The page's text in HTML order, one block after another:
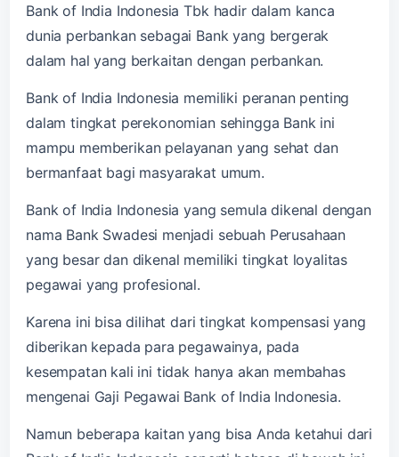
Bank of India Indonesia Tbk hadir dalam kanca
dunia perbankan sebagai Bank yang bergerak
dalam hal yang berkaitan dengan perbankan.
Bank of India Indonesia memiliki peranan penting
dalam tingkat perekonomian sehingga Bank ini
mampu memberikan pelayanan yang sehat dan
bermanfaat bagi masyarakat umum.
Bank of India Indonesia yang semula dikenal dengan
nama Bank Swadesi menjadi sebuah Perusahaan
yang besar dan dikenal memiliki tingkat loyalitas
pegawai yang profesional.
Karena ini bisa dilihat dari tingkat kompensasi yang
diberikan kepada para pegawainya, pada
kesempatan kali ini tidak hanya akan membahas
mengenai Gaji Pegawai Bank of India Indonesia.
Namun beberapa kaitan yang bisa Anda ketahui dari